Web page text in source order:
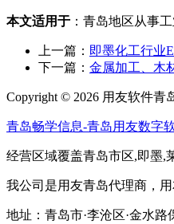
本文适用于 ：青岛地区从事
上一篇： 即墨化工行业
下一篇： 金属加工、木
Copyright © 2026 用友软件青
青岛畅学信息-青岛用友数字
经营区域覆盖青岛市区,即墨,
我公司是用友青岛代理商，
地址：青岛市·李沧区·金水